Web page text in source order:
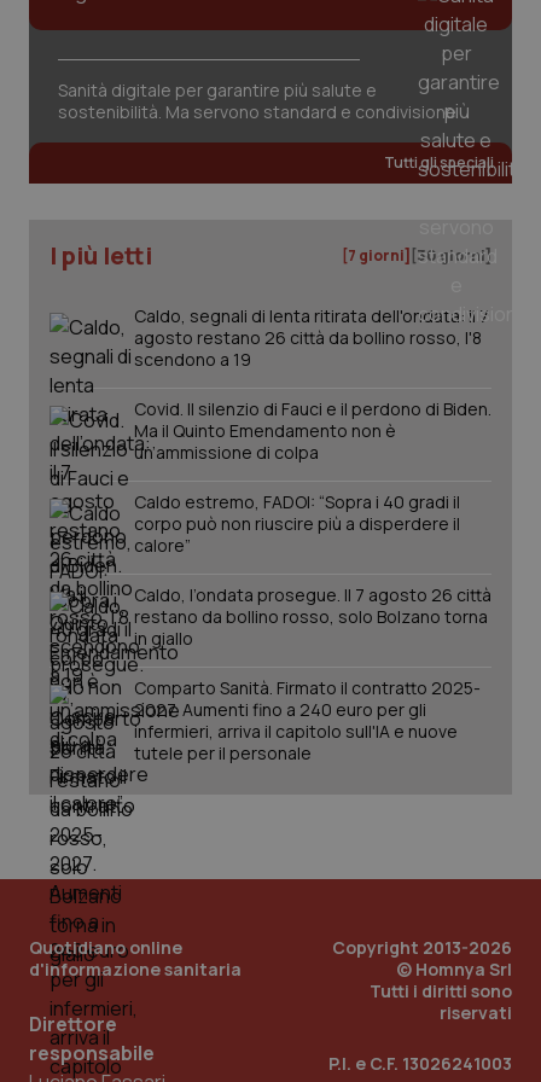
Sanità digitale per garantire più salute e
sostenibilità. Ma servono standard e condivisione
Tutti gli speciali
I più letti [7 giorni] [30 giorni]
Caldo, segnali di lenta ritirata dell'ondata: il 7
agosto restano 26 città da bollino rosso, l'8
scendono a 19
Covid. Il silenzio di Fauci e il perdono di Biden.
Ma il Quinto Emendamento non è
un’ammissione di colpa
Caldo estremo, FADOI: “Sopra i 40 gradi il
corpo può non riuscire più a disperdere il
calore”
Caldo, l’ondata prosegue. Il 7 agosto 26 città
restano da bollino rosso, solo Bolzano torna
in giallo
Comparto Sanità. Firmato il contratto 2025-
2027. Aumenti fino a 240 euro per gli
infermieri, arriva il capitolo sull'IA e nuove
tutele per il personale
Quotidiano online
d'informazione sanitaria
Direttore
responsabile
Copyright 2013-2026
© Homnya Srl
Tutti i diritti sono
riservati
P.I. e C.F. 13026241003
CookieScriptConsent
CookieScript
www.quotidianosanita.it
tracking-sites-ironfish-
tracking-enable
www.quotidianosanita.it
tracking-sites-ironfish-
session-id
_ga
Google LLC
.quotidianosanita.it